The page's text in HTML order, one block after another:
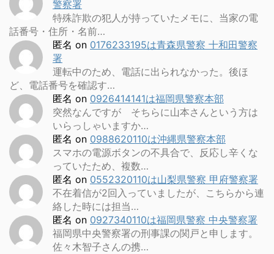
警察署
特殊詐欺の犯人が持っていたメモに、当家の電
話番号・住所・名前…
匿名 on 0176233195は青森県警察 十和田警察
署
運転中のため、電話に出られなかった。後ほ
ど、電話番号を確認す…
匿名 on 0926414141は福岡県警察本部
突然なんですが そちらに山本さんという方は
いらっしゃいますか…
匿名 on 0988620110は沖縄県警察本部
スマホの電源ボタンの不具合で、反応し辛くな
っていたため、複数…
匿名 on 0552320110は山梨県警察 甲府警察署
不在着信が2回入っていましたが、こちらから連
絡した時には担当…
匿名 on 0927340110は福岡県警察 中央警察署
福岡県中央警察署の刑事課の関戸と申します。
佐々木智子さんの携…